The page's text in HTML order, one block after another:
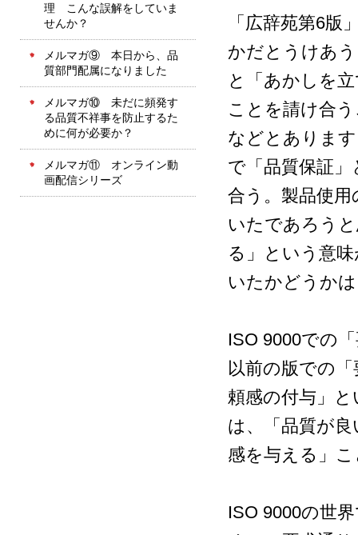
理 こんな誤解をしていま
せんか？
メルマガ⑨ 本日から、品
質部門配属になりました
メルマガ⑩ 未だに頻発す
る品質不祥事を防止するた
めに何が必要か？
メルマガ⑪ オンライン動
画配信シリーズ
「広辞苑第6
かだとうけあ
と「あかしを
ことを請け合
などとありま
で「品質保証
合う。製品使
いたであろう
る」という意
いたかどうか
ISO 9000での
以前の版での
頼感の付与」
は、「品質が
感を与える」
ISO 9000の世